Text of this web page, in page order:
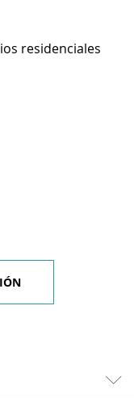
residenciales